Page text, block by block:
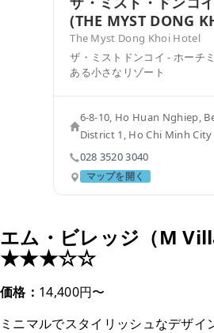
(THE MYST DONG
The Myst Dong Khoi Hotel
ザ・ミストドンコイ - ホーチ
ある小さなリゾート
6-8-10, Ho Huan Nghiep,
District 1, Ho Chi Minh City
028 3520 3040
マップを開く
エム・ビレッジ（M
★★★☆☆
価格： 14,400円〜
ミニマルでスタイリッシュなデザイ